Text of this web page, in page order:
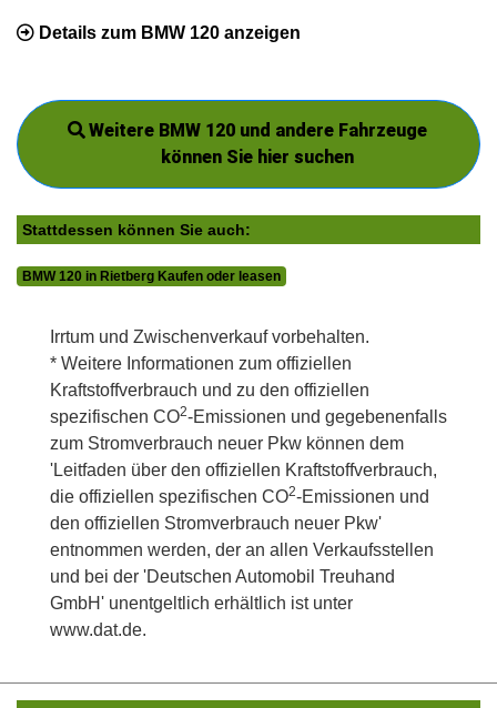
Details zum BMW 120 anzeigen
Weitere BMW 120 und andere Fahrzeuge
können Sie hier suchen
Stattdessen können Sie auch:
BMW 120 in Rietberg Kaufen oder leasen
Irrtum und Zwischenverkauf vorbehalten.
* Weitere Informationen zum offiziellen
Kraftstoffverbrauch und zu den offiziellen
spezifischen CO2-Emissionen und gegebenenfalls
zum Stromverbrauch neuer Pkw können dem
'Leitfaden über den offiziellen Kraftstoffverbrauch,
die offiziellen spezifischen CO2-Emissionen und
den offiziellen Stromverbrauch neuer Pkw'
entnommen werden, der an allen Verkaufsstellen
und bei der 'Deutschen Automobil Treuhand
GmbH' unentgeltlich erhältlich ist unter
www.dat.de.